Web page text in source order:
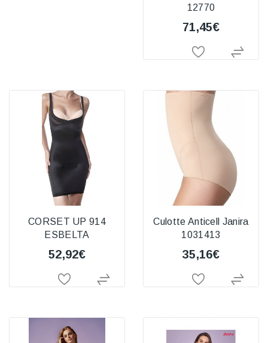
12770
71,45€
CORSET UP 914
ESBELTA
52,92€
Culotte Anticell Janira
1031413
35,16€